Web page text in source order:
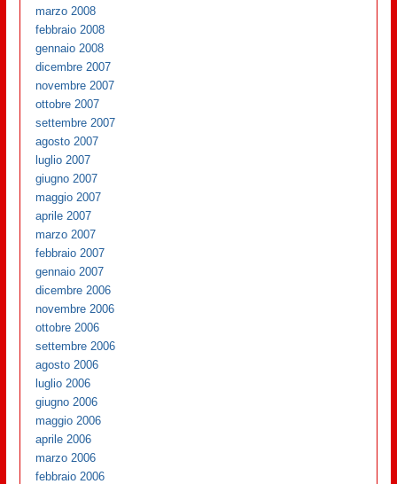
marzo 2008
febbraio 2008
gennaio 2008
dicembre 2007
novembre 2007
ottobre 2007
settembre 2007
agosto 2007
luglio 2007
giugno 2007
maggio 2007
aprile 2007
marzo 2007
febbraio 2007
gennaio 2007
dicembre 2006
novembre 2006
ottobre 2006
settembre 2006
agosto 2006
luglio 2006
giugno 2006
maggio 2006
aprile 2006
marzo 2006
febbraio 2006